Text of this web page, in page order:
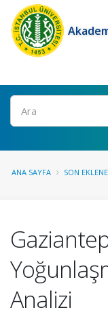
Ara
ANA SAYFA SON
Analizi